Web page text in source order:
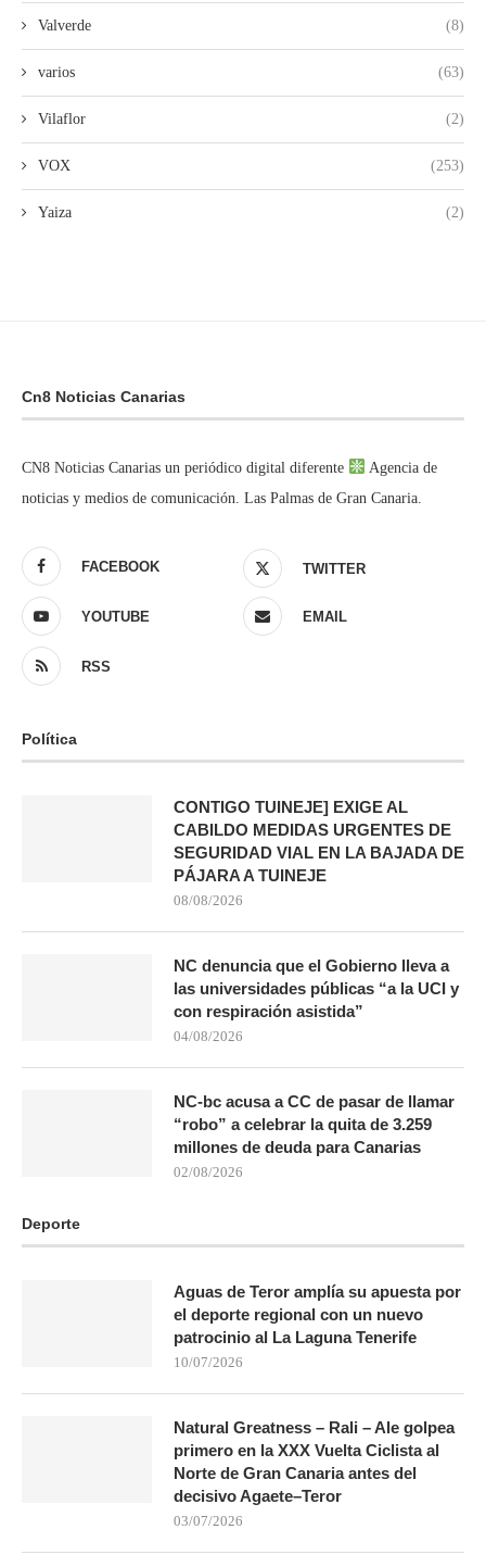
Valverde (8)
varios (63)
Vilaflor (2)
VOX (253)
Yaiza (2)
Cn8 Noticias Canarias
CN8 Noticias Canarias un periódico digital diferente
Agencia de
noticias y medios de comunicación. Las Palmas de Gran Canaria.
FACEBOOK TWITTER
YOUTUBE EMAIL
RSS
Política
CONTIGO TUINEJE] EXIGE AL
CABILDO MEDIDAS URGENTES DE
SEGURIDAD VIAL EN LA BAJADA DE
PÁJARA A TUINEJE
08/08/2026
NC denuncia que el Gobierno lleva a
las universidades públicas “a la UCI y
con respiración asistida”
04/08/2026
NC-bc acusa a CC de pasar de llamar
“robo” a celebrar la quita de 3.259
millones de deuda para Canarias
02/08/2026
Deporte
Aguas de Teror amplía su apuesta por
el deporte regional con un nuevo
patrocinio al La Laguna Tenerife
10/07/2026
Natural Greatness – Rali – Ale golpea
primero en la XXX Vuelta Ciclista al
Norte de Gran Canaria antes del
decisivo Agaete–Teror
03/07/2026